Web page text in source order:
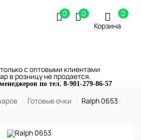
0 0
0
Корзина
с оптовыми клиентами
в розницу не продается.
по тел. 8-901-279-86-57
Готовые очки Ralph 0653